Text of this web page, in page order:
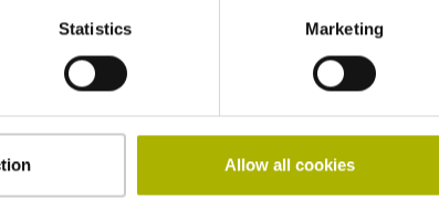
Statistics Marketing
Allow all cookies
診断と検査
す。全ての
つ無償のフ
世代両方のエ